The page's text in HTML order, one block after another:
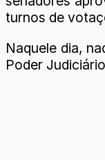
turnos de
Naquele dia,
Poder